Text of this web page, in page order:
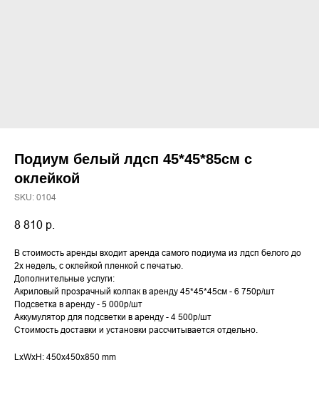
Подиум белый лдсп 45*45*85см с
оклейкой
SKU: 0104
8 810 р.
В стоимость аренды входит аренда самого подиума из лдсп белого до
2х недель, с оклейкой пленкой с печатью.
Дополнительные услуги:
Акриловый прозрачный колпак в аренду 45*45*45см - 6 750р/шт
Подсветка в аренду - 5 000р/шт
Аккумулятор для подсветки в аренду - 4 500р/шт
Стоимость доставки и установки рассчитывается отдельно.
LxWxH: 450x450x850 mm